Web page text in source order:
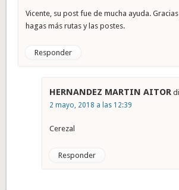
Vicente, su post fue de mucha ayuda.
hagas más rutas y las postes.
Responder
HERNANDEZ MARTIN AITOR
2 mayo, 2018 a las 12:39
Cerezal
Responder